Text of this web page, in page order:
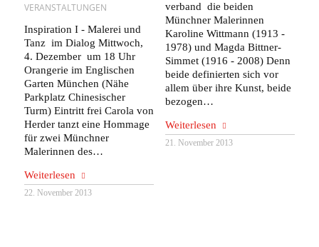
VERANSTALTUNGEN
Inspiration I - Malerei und
Tanz im Dialog Mittwoch,
4. Dezember um 18 Uhr
Orangerie im Englischen
Garten München (Nähe
Parkplatz Chinesischer
Turm) Eintritt frei Carola von
Herder tanzt eine Hommage
für zwei Münchner
Malerinnen des…
Weiterlesen
22. November 2013
verband die beiden
Münchner Malerinnen
Karoline Wittmann (1913 -
1978) und Magda Bittner-
Simmet (1916 - 2008) Denn
beide definierten sich vor
allem über ihre Kunst, beide
bezogen…
Weiterlesen
21. November 2013